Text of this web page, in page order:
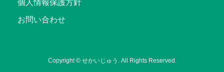
個人情報保護方針
お問い合わせ
Copyright © せかいじゅう. All Rights Reserved.